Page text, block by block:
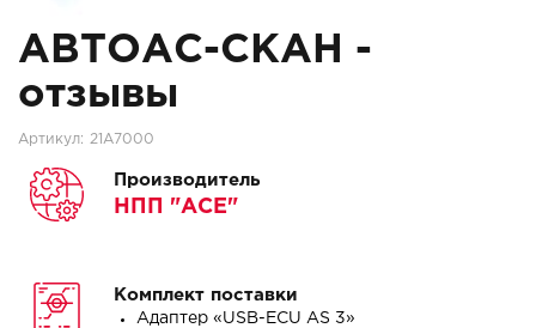
АВТОАС-СКАН -
отзывы
Артикул: 21A7000
Производитель
НПП "АСЕ"
Комплект поставки
Адаптер «USB-ECU AS 3»